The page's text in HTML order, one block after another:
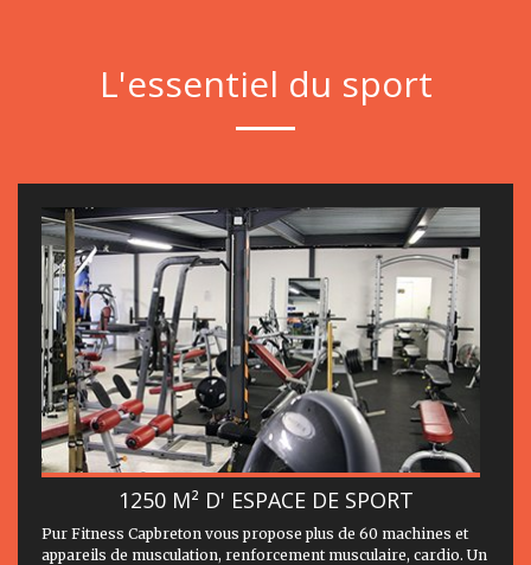
L'essentiel du sport
1250 M² D' ESPACE DE SPORT
Pur Fitness Capbreton vous propose plus de 60 machines et
appareils de musculation, renforcement musculaire, cardio. Un